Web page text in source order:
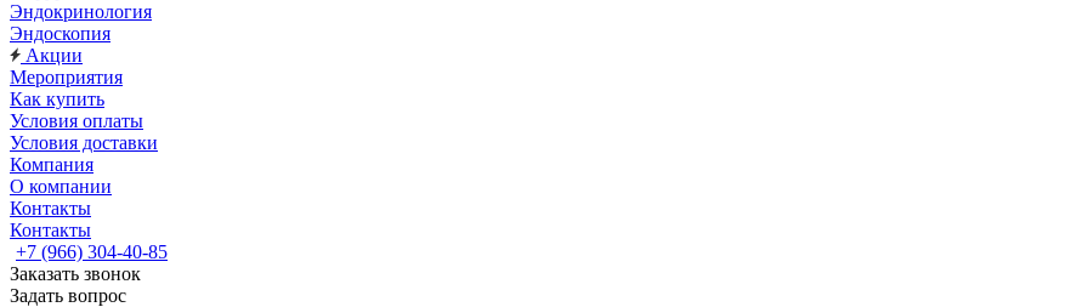
Эндокринология
Эндоскопия
Акции
Мероприятия
Как купить
Условия оплаты
Условия доставки
Компания
О компании
Контакты
Контакты
+7 (966) 304-40-85
Заказать звонок
Задать вопрос